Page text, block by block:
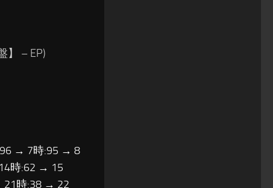
】 – EP)
→ 7時:95 → 8
時:62 → 15
時:38 → 22